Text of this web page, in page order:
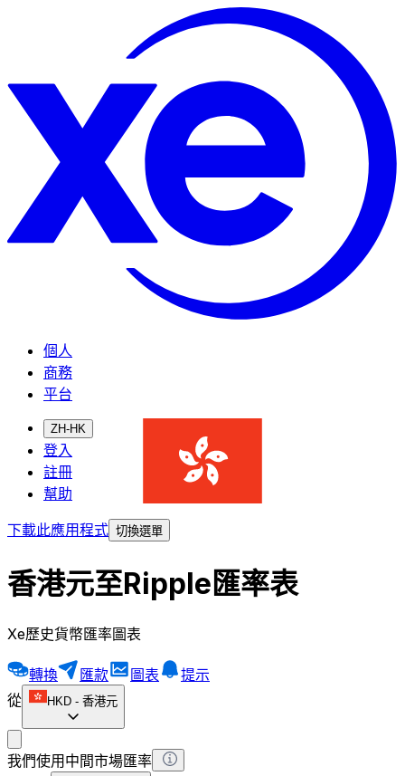
個人
商務
平台
ZH-HK
登入
註冊
幫助
下載此應用程式 切換選單
香港元至Ripple匯率表
Xe歷史貨幣匯率圖表
轉換 匯款 圖表
提示
從
HKD - 香港元
我們使用中間市場匯率